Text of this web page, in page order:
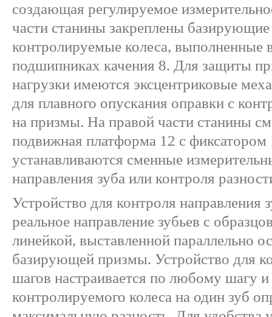
создающая регулируемое
части станины закреплены базирующие
контролируемые колеса, выполненные
подшипниках качения 8. Для защиты
нагрузки имеются эксцентриковые
для плавного опускания оправки с
на призмы. На правой части станины
подвижная платформа 12 с
устанавливаются сменные
направления зуба или контроля
Устройство для контроля направления
реальное направление зубьев с
линейкой, выставленной параллельно
базирующей призмы. Устройство для
шагов настраивается по любому шагу
контролируемого колеса на один зуб